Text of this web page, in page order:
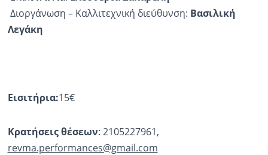
Διοργάνωση – Καλλιτεχνική διεύθυνση: Βασιλική
Λεγάκη
Εισιτήρια:15€
Κρατήσεις θέσεων: 2105227961,
revma.performances@gmail.com